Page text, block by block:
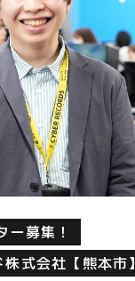
ー募集！
式会社【熊本市】